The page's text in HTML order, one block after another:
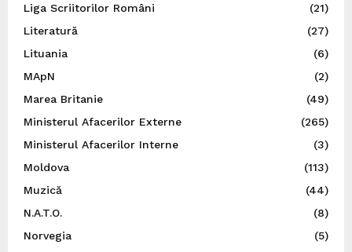
Liga Scriitorilor Români
(21)
Literatură
(27)
Lituania
(6)
MApN
(2)
Marea Britanie
(49)
Ministerul Afacerilor Externe
(265)
Ministerul Afacerilor Interne
(3)
Moldova
(113)
Muzică
(44)
N.A.T.O.
(8)
Norvegia
(5)